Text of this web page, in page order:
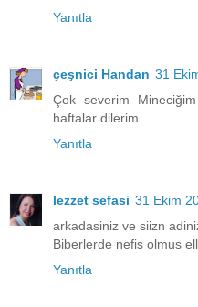
Yanıtla
çeşnici Handan 31
Çok severim
haftalar dilerim.
Yanıtla
lezzet sefasi 31 Ekim
arkadasiniz ve siizn
Biberlerde nefis olmus
Yanıtla